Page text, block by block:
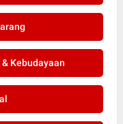
& Kebudayaan